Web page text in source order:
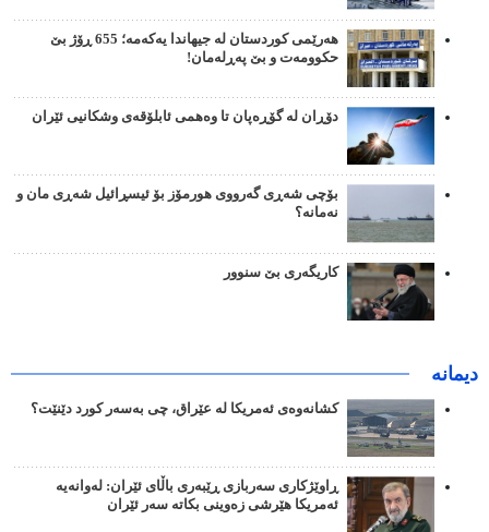
هەرێمی کوردستان لە جیهاندا یەکەمە؛ 655 ڕۆژ بێ
حکوومەت و بێ پەڕلەمان!
دۆڕان لە گۆڕەپان تا وەهمی ئابلۆقەی وشکانیی ئێران
بۆچی شەڕی گەرووی هورمۆز بۆ ئیسڕائیل شەڕی مان و
نەمانە؟
کاریگەری بێ سنوور
دیمانە
کشانەوەی ئەمریکا لە عێراق، چی بەسەر کورد دێنێت؟
ڕاوێژکاری سەربازی ڕێبەری باڵای ئێران: لەوانەیە
ئەمریکا هێرشی زەوینی بکاتە سەر ئێران